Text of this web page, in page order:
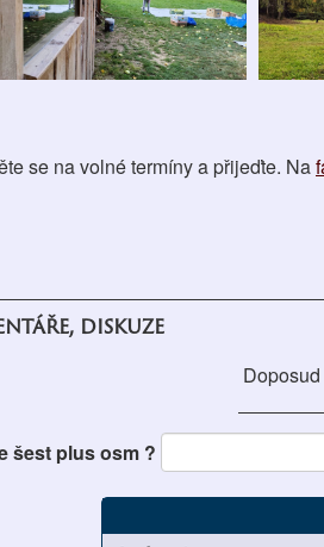
se na volné termíny a přijeďte. Na
diskuze
šest plus osm ?